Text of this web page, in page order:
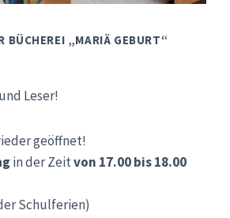
BÜCHEREI „MARIÄ GEBURT“
Leser!
geöffnet!
in der Zeitvon 17.00 bis 18.00
Schulferien)